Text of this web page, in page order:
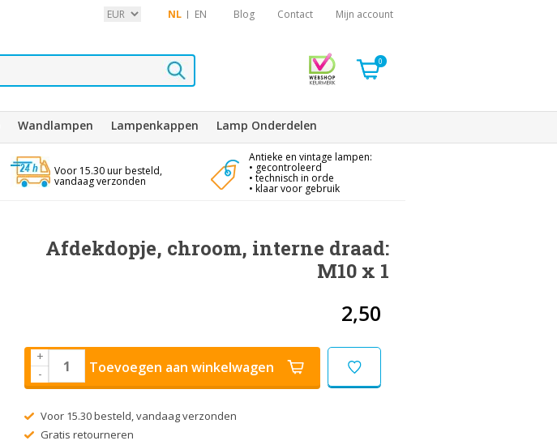
NL EN Blog Contact Mijn account
0
Wandlampen Lampenkappen Lamp Onderdelen
Voor 15.30 uur besteld,
vandaag verzonden
Antieke en vintage lampen:
• gecontroleerd
• technisch in orde
• klaar voor gebruik
Afdekdopje, chroom, interne draad:
M10 x 1
2,50
+
-
Toevoegen aan winkelwagen
Voor 15.30 besteld, vandaag verzonden
Gratis retourneren